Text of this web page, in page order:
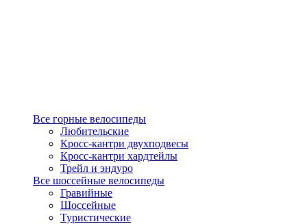
Все горные велосипеды
Любительские
Кросс-кантри двухподвесы
Кросс-кантри хардтейлы
Трейл и эндуро
Все шоссейные велосипеды
Гравийные
Шоссейные
Туристические